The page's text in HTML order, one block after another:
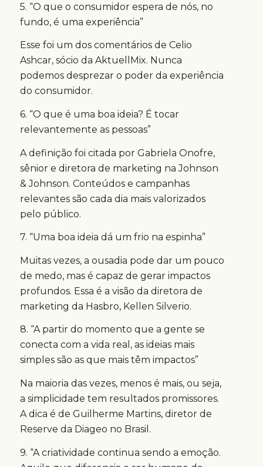
5. “O que o consumidor espera de nós, no
fundo, é uma experiência”
Esse foi um dos comentários de Celio
Ashcar, sócio da AktuellMix. Nunca
podemos desprezar o poder da experiência
do consumidor.
6. “O que é uma boa ideia? É tocar
relevantemente as pessoas”
A definição foi citada por Gabriela Onofre,
sênior e diretora de marketing na Johnson
& Johnson. Conteúdos e campanhas
relevantes são cada dia mais valorizados
pelo público.
7. “Uma boa ideia dá um frio na espinha”
Muitas vezes, a ousadia pode dar um pouco
de medo, mas é capaz de gerar impactos
profundos. Essa é a visão da diretora de
marketing da Hasbro, Kellen Silverio.
8. “A partir do momento que a gente se
conecta com a vida real, as ideias mais
simples são as que mais têm impactos”
Na maioria das vezes, menos é mais, ou seja,
a simplicidade tem resultados promissores.
A dica é de Guilherme Martins, diretor de
Reserve da Diageo no Brasil.
9. “A criatividade continua sendo a emoção.